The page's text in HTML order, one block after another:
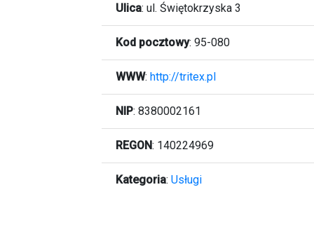
Ulica: ul. Świętokrzyska 3
Kod pocztowy: 95-080
WWW: http://tritex.pl
NIP: 8380002161
REGON: 140224969
Kategoria: Usługi